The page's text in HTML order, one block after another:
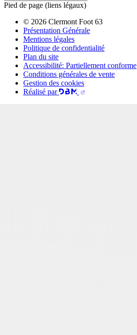
Pied de page (liens légaux)
© 2026 Clermont Foot 63
Présentation Générale
Mentions légales
Politique de confidentialité
Plan du site
Accessibilité: Partiellement conforme
Conditions générales de vente
Gestion des cookies
Réalisé par